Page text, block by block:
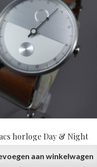
horloge Day & Night
aan winkelwagen